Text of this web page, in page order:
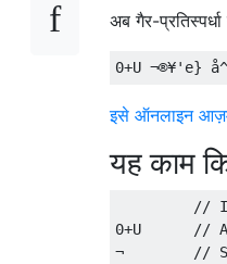
अब गैर-प्रतिस्पर्धा
इसे ऑनलाइन
यह काम
//
0+U      //
¬        //